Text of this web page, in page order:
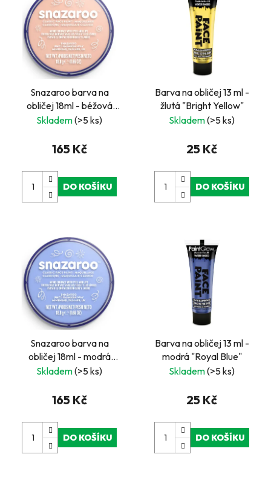
Snazaroo barva na
obličej 18ml - béžová
světlá - "Rose Chair"
Skladem(>5 ks)
165 Kč
DO KOŠÍKU
Barva na obličej 13 ml -
žlutá "Bright Yellow"
Skladem(>5 ks)
25 Kč
DO KOŠÍKU
Snazaroo barva na
obličej 18ml - modrá
světlá - "Pale Blue"
Skladem(>5 ks)
165 Kč
DO KOŠÍKU
Barva na obličej 13 ml -
modrá "Royal Blue"
Skladem(>5 ks)
25 Kč
DO KOŠÍKU